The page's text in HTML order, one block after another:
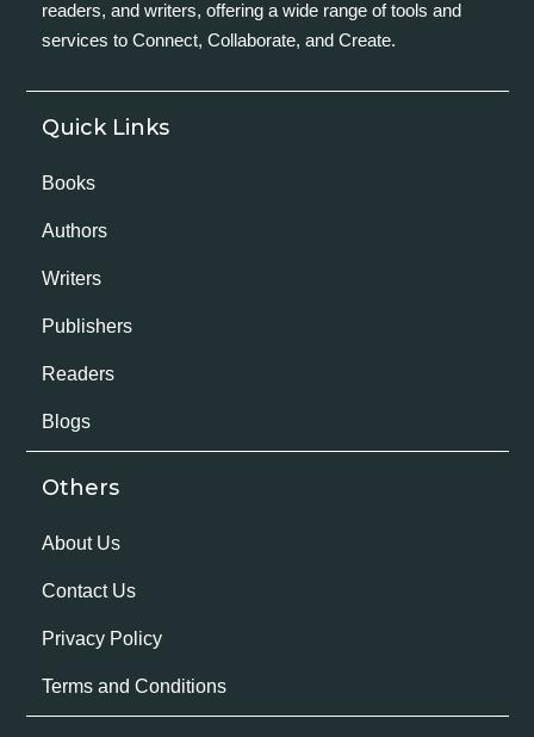
readers, and writers, offering a wide range of tools and
services to Connect, Collaborate, and Create.
Quick Links
Books
Authors
Writers
Publishers
Readers
Blogs
Others
About Us
Contact Us
Privacy Policy
Terms and Conditions